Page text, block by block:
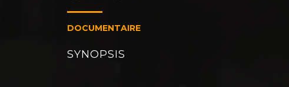
DOCUMENTAIRE
SYNOPSIS